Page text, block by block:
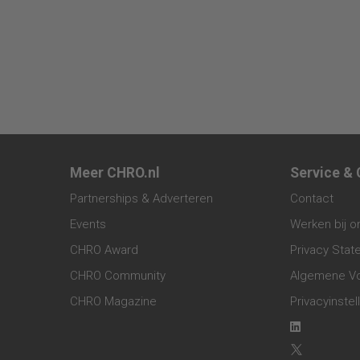
Meer CHRO.nl
Partnerships & Adverteren
Events
CHRO Award
CHRO Community
CHRO Magazine
Service &
Contact
Werken bij
Privacy
Algemene